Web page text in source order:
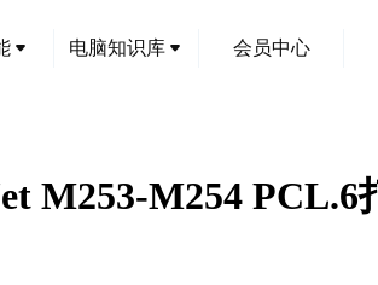
电脑知识库 会员中心
M253-M254